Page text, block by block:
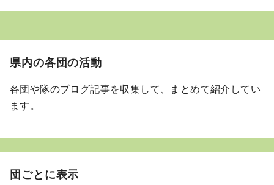
県内の各団の活動
各団や隊のブログ記事を収集して、まとめて紹介してい
ます。
団ごとに表示